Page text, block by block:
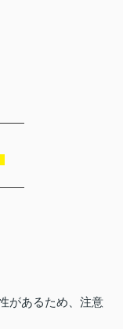
があるため、注意